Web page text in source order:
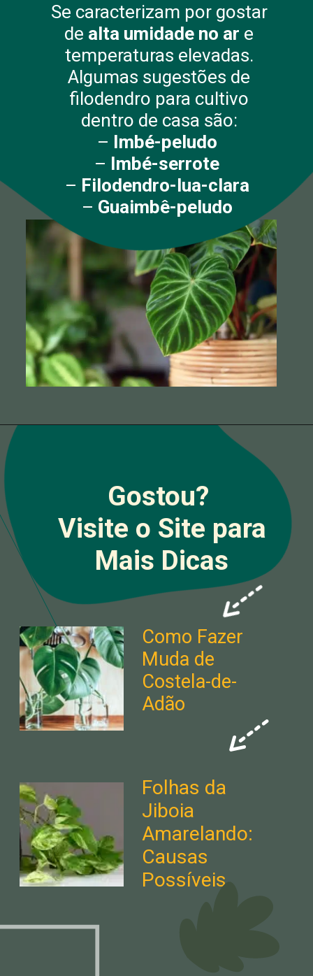
Se caracterizam por gostar
de alta umidade no ar e
temperaturas elevadas.
Algumas sugestões de
filodendro para cultivo
dentro de casa são:
– Imbé-peludo
– Imbé-serrote
– Filodendro-lua-clara
– Guaimbê-peludo
Gostou?
Visite o Site para
Mais Dicas
Como Fazer
Muda de
Costela-de-
Adão
Folhas da
Jiboia
Amarelando:
Causas
Possíveis